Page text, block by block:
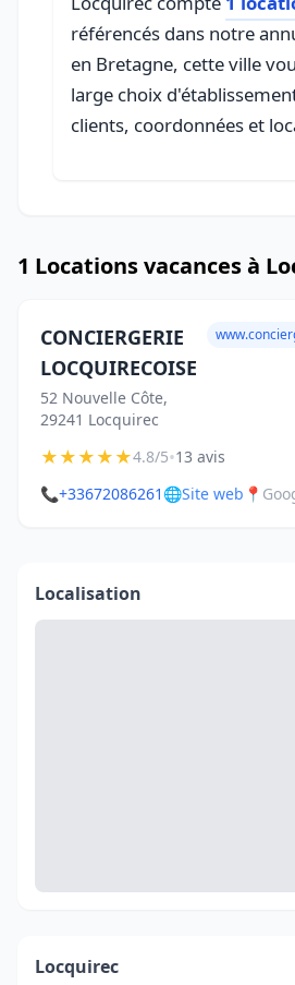
référencés dans notre
en Bretagne, cette ville
large choix
clients, coordonnées et
1 Locations vacances à
CONCIERGERIE
LOCQUIRECOISE
52 Nouvelle Côte,
29241 Locquirec
★★★★★4.8/5•13 avis
📞+33672086261 🌐Site web 📍
Localisation
Locquirec